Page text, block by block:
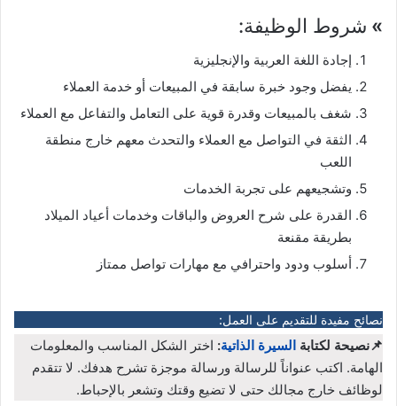
» شروط الوظيفة:
إجادة اللغة العربية والإنجليزية
يفضل وجود خبرة سابقة في المبيعات أو خدمة العملاء
شغف بالمبيعات وقدرة قوية على التعامل والتفاعل مع العملاء
الثقة في التواصل مع العملاء والتحدث معهم خارج منطقة
اللعب
وتشجيعهم على تجربة الخدمات
القدرة على شرح العروض والباقات وخدمات أعياد الميلاد
بطريقة مقنعة
أسلوب ودود واحترافي مع مهارات تواصل ممتاز
نصائح مفيدة للتقديم على العمل:
📌نصيحة لكتابة السيرة الذاتية: اختر الشكل المناسب والمعلومات
الهامة. اكتب عنواناً للرسالة ورسالة موجزة تشرح هدفك. لا تتقدم
لوظائف خارج مجالك حتى لا تضيع وقتك وتشعر بالإحباط.